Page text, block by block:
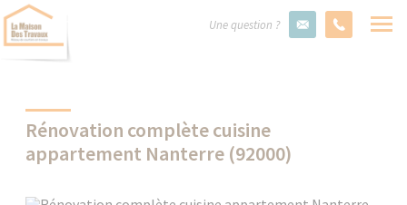
Une question ?
Rénovation complète cuisine
appartement Nanterre (92000)